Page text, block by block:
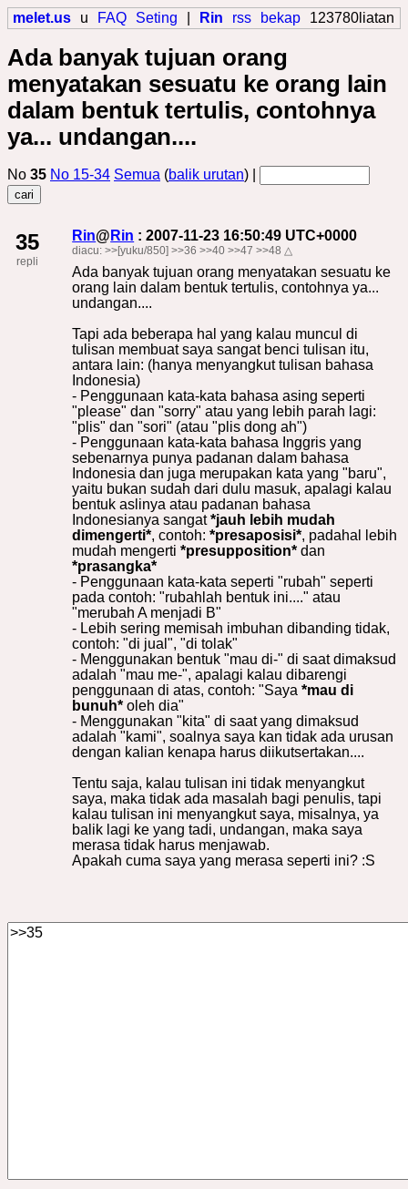
melet.us u FAQ Seting Rin rss bekap 123780liatan
Ada banyak tujuan orang
menyatakan sesuatu ke orang lain
dalam bentuk tertulis, contohnya
ya... undangan....
No 35 No 15-34 Semua (balik urutan) |
35
repli
Rin@ Rin : 2007-11-23 16:50:49 UTC+0000
diacu:>>[yuku/850] >>36 >>40 >>47 >>48 △
Ada banyak tujuan orang menyatakan sesuatu ke
orang lain dalam bentuk tertulis, contohnya ya...
undangan....
Tapi ada beberapa hal yang kalau muncul di
tulisan membuat saya sangat benci tulisan itu,
antara lain: (hanya menyangkut tulisan bahasa
Indonesia)
- Penggunaan kata-kata bahasa asing seperti
"please" dan "sorry" atau yang lebih parah lagi:
"plis" dan "sori" (atau "plis dong ah")
- Penggunaan kata-kata bahasa Inggris yang
sebenarnya punya padanan dalam bahasa
Indonesia dan juga merupakan kata yang "baru",
yaitu bukan sudah dari dulu masuk, apalagi kalau
bentuk aslinya atau padanan bahasa
Indonesianya sangat*jauh lebih mudah
dimengerti*, contoh:*presaposisi*, padahal lebih
mudah mengerti*presupposition* dan
*prasangka*
- Penggunaan kata-kata seperti "rubah" seperti
pada contoh: "rubahlah bentuk ini...." atau
"merubah A menjadi B"
- Lebih sering memisah imbuhan dibanding tidak,
contoh: "di jual", "di tolak"
- Menggunakan bentuk "mau di-" di saat dimaksud
adalah "mau me-", apalagi kalau dibarengi
penggunaan di atas, contoh: "Saya*mau di
bunuh* oleh dia"
- Menggunakan "kita" di saat yang dimaksud
adalah "kami", soalnya saya kan tidak ada urusan
dengan kalian kenapa harus diikutsertakan....
Tentu saja, kalau tulisan ini tidak menyangkut
saya, maka tidak ada masalah bagi penulis, tapi
kalau tulisan ini menyangkut saya, misalnya, ya
balik lagi ke yang tadi, undangan, maka saya
merasa tidak harus menjawab.
Apakah cuma saya yang merasa seperti ini? :S